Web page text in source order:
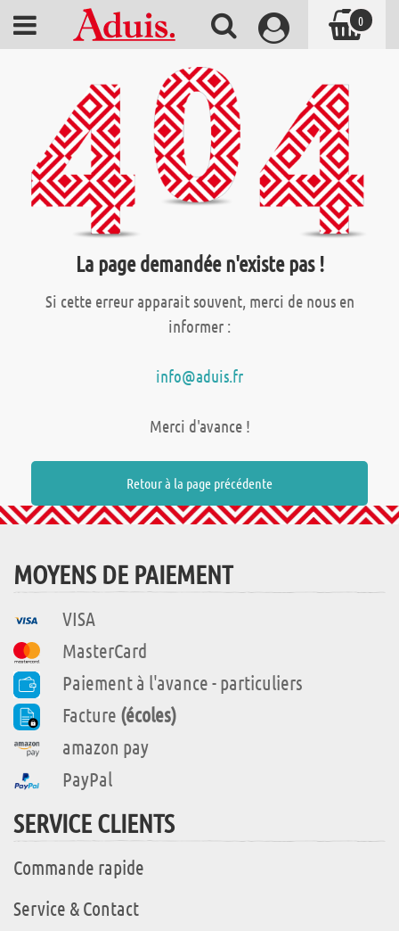
La page demandée n'existe pas !
Si cette erreur apparait souvent, merci de nous en
informer :
info@aduis.fr
Merci d'avance !
Retour à la page précédente
MOYENS DE PAIEMENT
VISA
MasterCard
Paiement à l'avance - particuliers
Facture (écoles)
amazon pay
PayPal
SERVICE CLIENTS
Commande rapide
Service & Contact
0